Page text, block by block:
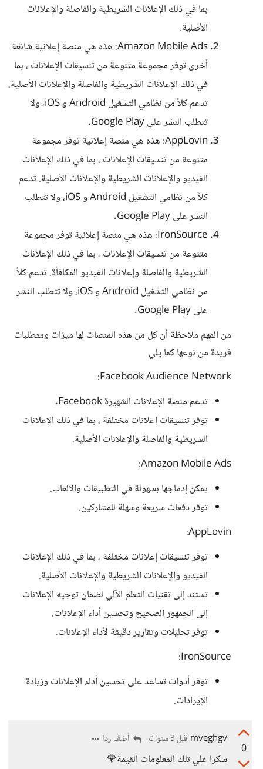
بما في ذلك الإعلانات الشريطية والفاصلة والإعلانات
الأصلية.
Amazon Mobile Ads: هذه هي منصة إعلانية شائعة
أخرى توفر مجموعة متنوعة من تنسيقات الإعلانات ، بما
في ذلك الإعلانات الشريطية والفاصلة والإعلانات الأصلية.
تدعم كلاً من نظامي التشغيل Android و iOS، ولا
تتطلب النشر على Google Play.
AppLovin: هذه هي منصة إعلانية توفر مجموعة
متنوعة من تنسيقات الإعلانات ، بما في ذلك الإعلانات
الفيديو والإعلانات الشريطية والإعلانات الأصلية. تدعم
كلاً من نظامي التشغيل Android و iOS، ولا تتطلب
النشر على Google Play.
IronSource: هذه هي منصة إعلانية توفر مجموعة
متنوعة من تنسيقات الإعلانات ، بما في ذلك الإعلانات
الشريطية والفاصلة وإعلانات الفيديو المكافأة. تدعم كلاً
من نظامي التشغيل Android و iOS، ولا تتطلب النشر
على Google Play.
من المهم ملاحظة أن كل من هذه المنصات لها ميزات ومتطلبات
فريدة من نوعها كما يلي
Facebook Audience Network:
تدعم منصة الإعلانات الشهيرة Facebook.
توفر تنسيقات إعلانات مختلفة ، بما في ذلك الإعلانات
الشريطية والفاصلة والإعلانات الأصلية.
Amazon Mobile Ads:
يمكن إدماجها بسهولة في التطبيقات والألعاب.
توفر دفعات سريعة وسهلة للمشاركين.
AppLovin:
توفر تنسيقات إعلانات مختلفة ، بما في ذلك الإعلانات
الفيديو والإعلانات الشريطية والإعلانات الأصلية.
تستند إلى تقنيات التعلم الآلي لضمان توجيه الإعلانات
إلى الجمهور الصحيح وتحسين أداء الإعلانات.
توفر تحليلات وتقارير دقيقة لأداء الإعلانات.
IronSource:
توفر أدوات تساعد على تحسين أداء الإعلانات وزيادة
الإيرادات.
0
mveghgv قبل 3 سنوات أضف ردا
شكرا علي تلك المعلومات القيمة🌹